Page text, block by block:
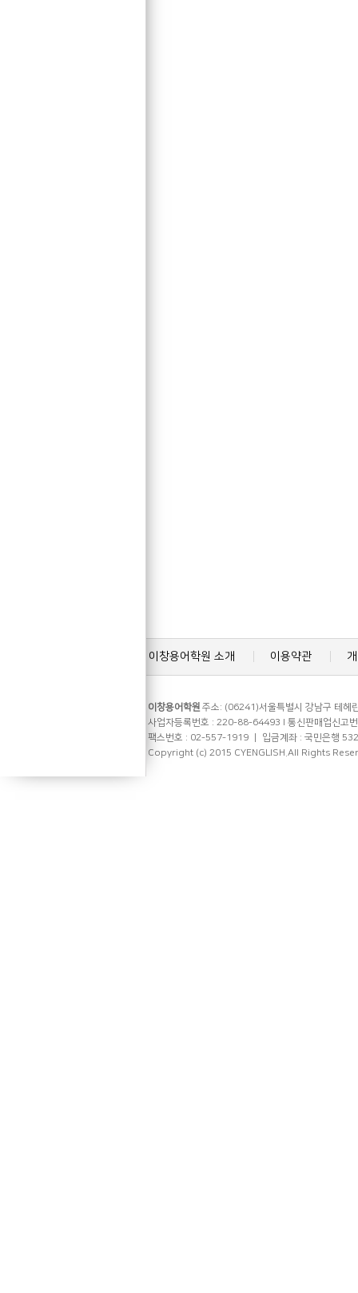
이창용어학원 소개 이용약관
이창용어학원 주소: (06241)서울특별시 강남구 테헤
사업자등록번호 : 220-88-64493 l 통신판매업신고
팩스번호 : 02-557-1919 ㅣ 입금계좌 : 국민은행
Copyright (c) 2015 CYENGLISH.All Rights